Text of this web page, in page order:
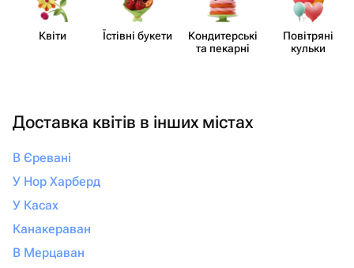
Квіти Їстівні букети
Кондит​ерські
та пекарні
Повітряні
кульки
Доставка квітів в інших містах
В Єревані
У Нор Харберд
У Касах
Канакераван
В Мерцаван